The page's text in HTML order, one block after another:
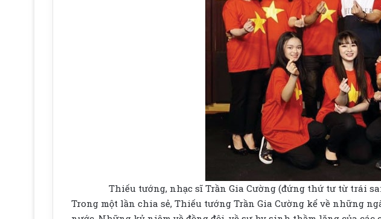
Thiếu tướng, nhạc sĩ Trần Gia Cường (đứng thứ tư từ trái
Trong một lần chia sẻ, Thiếu tướng Trần Gia Cường kể về những